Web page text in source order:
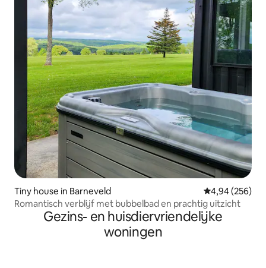
Tiny house in Barneveld Gemiddelde
4,94 (256)
Romantisch verblijf met bubbelbad en prachtig uitzicht
Gezins- en huisdiervriendelijke
woningen